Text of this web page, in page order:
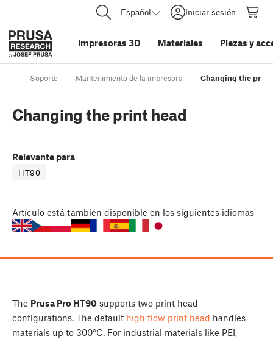
Español Iniciar sesión
Impresoras 3D Materiales Piezas y
Soporte Mantenimiento de la impresora Changing the print
Changing the print head
Relevante para
HT90
Artículo está también disponible en los siguientes idiomas
The Prusa Pro HT90 supports two print head
configurations. The default high flow print head handles
materials up to 300°C. For industrial materials like PEI,